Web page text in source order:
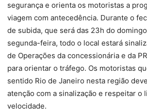
segurança e orienta os motoristas a
viagem com antecedência. Durante o
de subida, que será das 23h do
segunda-feira, todo o local estará
de Operações da concessionária e da
para orientar o tráfego. Os motoristas
sentido Rio de Janeiro nesta região
atenção com a sinalização e respeitar o
velocidade.